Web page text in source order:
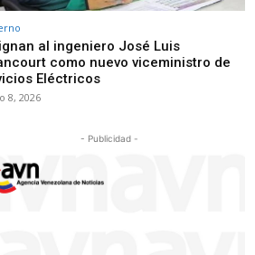
al ingeniero José Luis
como nuevo viceministro de
Eléctricos
8, 2026
- Publicidad -